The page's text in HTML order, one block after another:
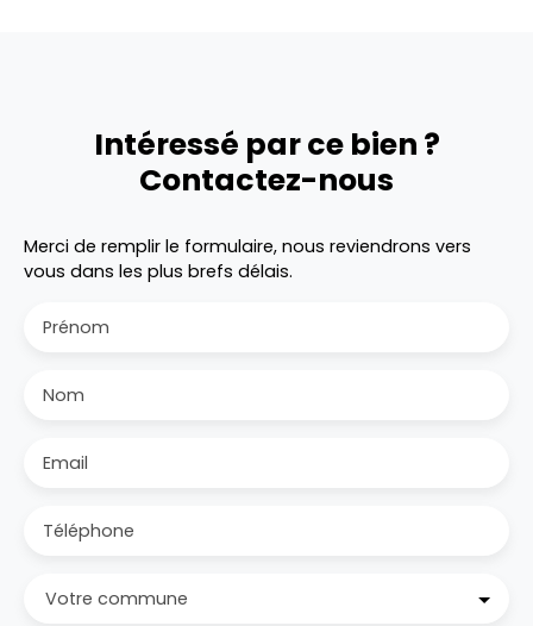
Intéressé par ce bien ?
Contactez-nous
Merci de remplir le formulaire, nous reviendrons vers
vous dans les plus brefs délais.
Prénom
Nom
Email
Téléphone
Votre commune